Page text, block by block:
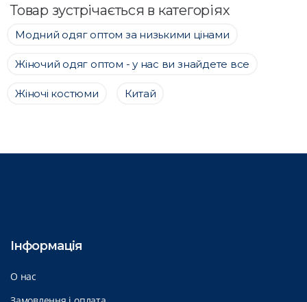
Товар зустрічається в категоріях
Модний одяг оптом за низькими цінами
Жіночий одяг оптом - у нас ви знайдете все
Жіночі костюми Китай
Інформація
О нас